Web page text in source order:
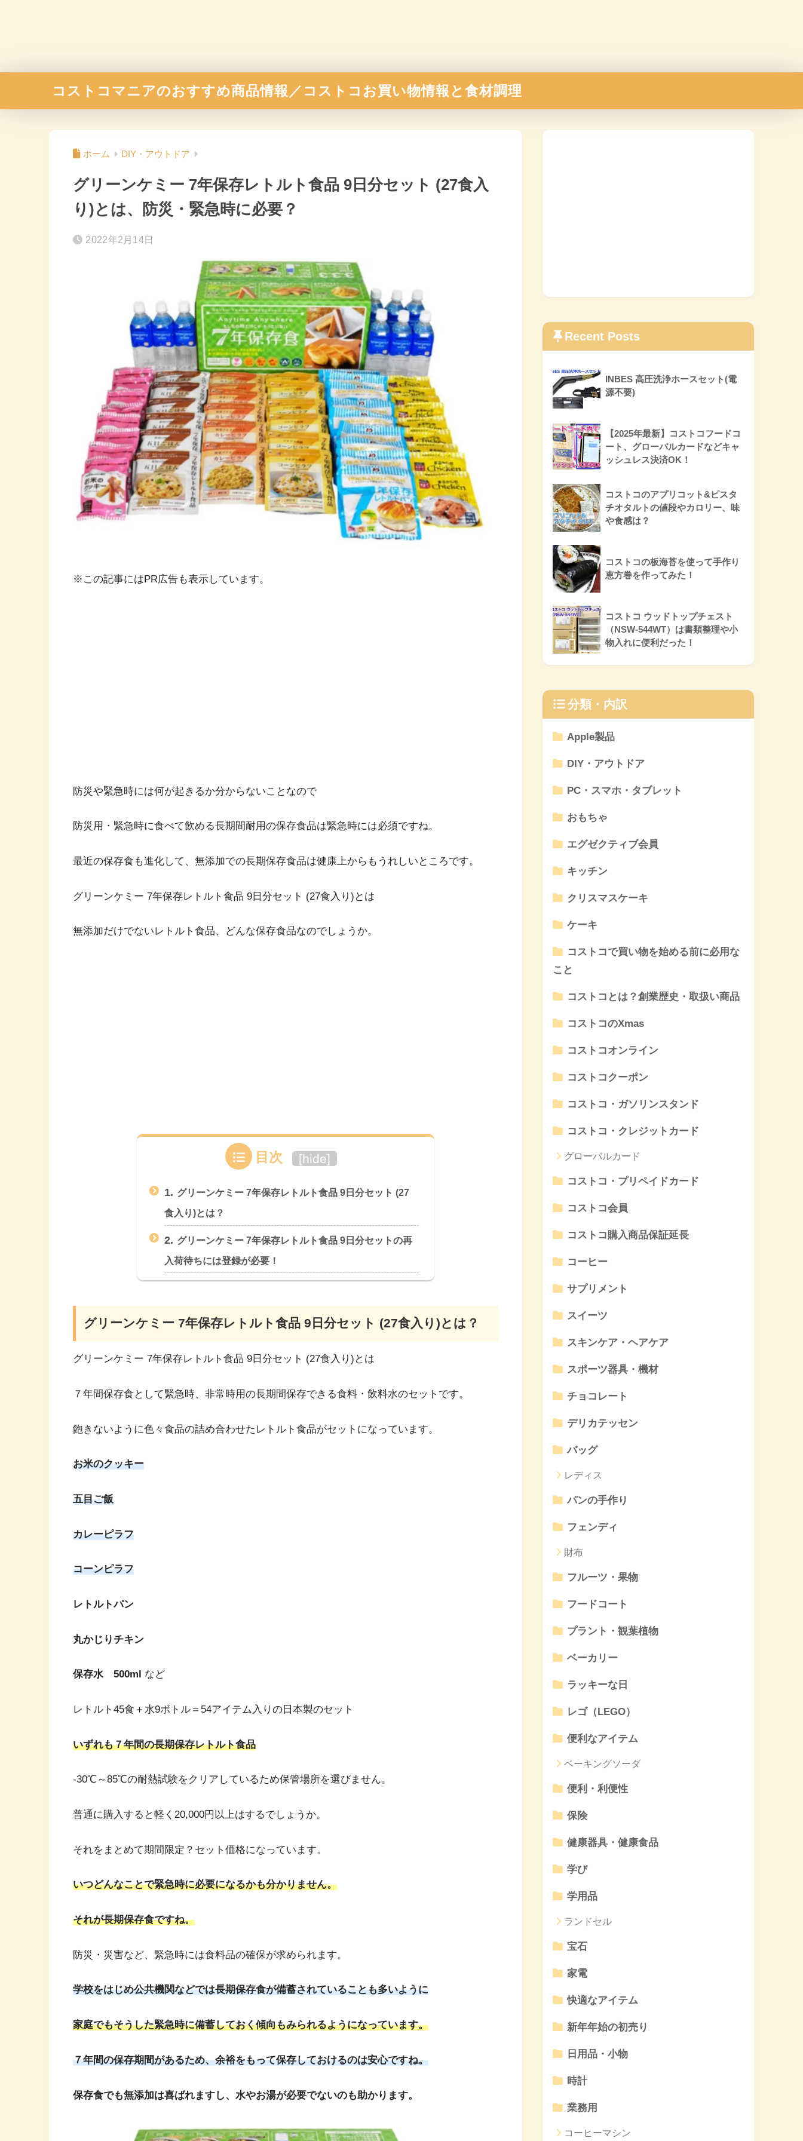
コストコマニアのおすすめ商品情報／コストコお買い物情報と食材調理
ホーム DIY・アウトドア
グリーンケミー 7年保存レトルト食品 9日分セット (27食入
り)とは、防災・緊急時に必要？
2022年2月14日
※この記事にはPR広告も表示しています。
防災や緊急時には何が起きるか分からないことなので
防災用・緊急時に食べて飲める長期間耐用の保存食品は緊急時には必須ですね。
最近の保存食も進化して、無添加での長期保存食品は健康上からもうれしいところです。
グリーンケミー 7年保存レトルト食品 9日分セット (27食入り)とは
無添加だけでないレトルト食品、どんな保存食品なのでしょうか。
目次 [hide]
1. グリーンケミー 7年保存レトルト食品 9日分セット (27
食入り)とは？
2. グリーンケミー 7年保存レトルト食品 9日分セットの再
入荷待ちには登録が必要！
グリーンケミー 7年保存レトルト食品 9日分セット (27食入り)とは？
グリーンケミー 7年保存レトルト食品 9日分セット (27食入り)とは
７年間保存食として緊急時、非常時用の長期間保存できる食料・飲料水のセットです。
飽きないように色々食品の詰め合わせたレトルト食品がセットになっています。
お米のクッキー
五目ご飯
カレーピラフ
コーンピラフ
レトルトパン
丸かじりチキン
保存水 500ml など
レトルト45食＋水9ボトル＝54アイテム入りの日本製のセット
いずれも７年間の長期保存レトルト食品
-30℃～85℃の耐熱試験をクリアしているため保管場所を選びません。
普通に購入すると軽く20,000円以上はするでしょうか。
それをまとめて期間限定？セット価格になっています。
いつどんなことで緊急時に必要になるかも分かりません。
それが長期保存食ですね。
防災・災害など、緊急時には食料品の確保が求められます。
学校をはじめ公共機関などでは長期保存食が備蓄されていることも多いように
家庭でもそうした緊急時に備蓄しておく傾向もみられるようになっています。
７年間の保存期間があるため、余裕をもって保存しておけるのは安心ですね。
保存食でも無添加は喜ばれますし、水やお湯が必要でないのも助かります。
Recent Posts
INBES 高圧洗浄ホースセット(電
源不要)
【2025年最新】コストコフードコ
ート、グローバルカードなどキャ
ッシュレス決済OK！
コストコのアプリコット&ピスタ
チオタルトの値段やカロリー、味
や食感は？
コストコの板海苔を使って手作り
恵方巻を作ってみた！
コストコ ウッドトップチェスト
（NSW-544WT）は書類整理や小
物入れに便利だった！
分類・内訳
Apple製品
DIY・アウトドア
PC・スマホ・タブレット
おもちゃ
エグゼクティブ会員
キッチン
クリスマスケーキ
ケーキ
コストコで買い物を始める前に必用な
こと
コストコとは？創業歴史・取扱い商品
コストコのXmas
コストコオンライン
コストコクーポン
コストコ・ガソリンスタンド
コストコ・クレジットカード
グローバルカード
コストコ・プリペイドカード
コストコ会員
コストコ購入商品保証延長
コーヒー
サプリメント
スイーツ
スキンケア・ヘアケア
スポーツ器具・機材
チョコレート
デリカテッセン
バッグ
レディス
パンの手作り
フェンディ
財布
フルーツ・果物
フードコート
プラント・観葉植物
ベーカリー
ラッキーな日
レゴ（LEGO）
便利なアイテム
ベーキングソーダ
便利・利便性
保険
健康器具・健康食品
学び
学用品
ランドセル
宝石
家電
快適なアイテム
新年年始の初売り
日用品・小物
時計
業務用
コーヒーマシン